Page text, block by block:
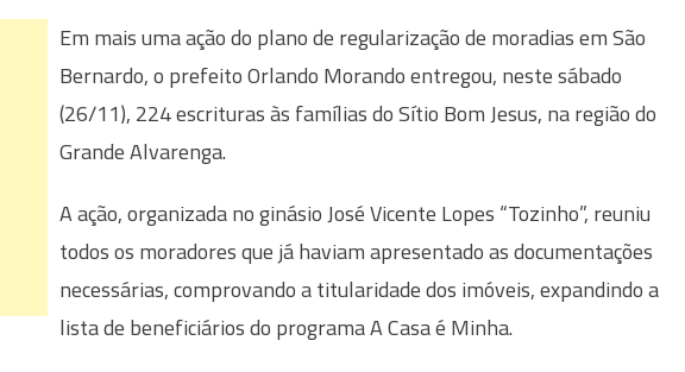
Em mais uma ação do plano de regularização de moradias em São
Bernardo, o prefeito Orlando Morando entregou, neste sábado
(26/11), 224 escrituras às famílias do Sítio Bom Jesus, na região do
Grande Alvarenga.
A ação, organizada no ginásio José Vicente Lopes “Tozinho”, reuniu
todos os moradores que já haviam apresentado as documentações
necessárias, comprovando a titularidade dos imóveis, expandindo a
lista de beneficiários do programa A Casa é Minha.